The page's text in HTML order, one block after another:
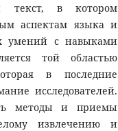
текст, в котором
аспектам языка и
умений с навыками
той областью
в последние
исследователей.
методы и приемы
извлечению и